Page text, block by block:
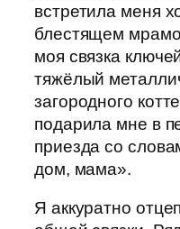
встретила меня
блестящем
моя связка
тяжёлый
загородного
подарила мне в
приезда со
дом, мама».
Я аккуратно